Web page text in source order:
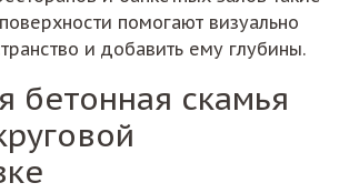
помогают визуально
и добавить ему глубины.
бетонная скамья